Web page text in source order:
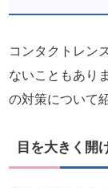
コンタクトレン
ないこともあり
の対策について
目を大きく開